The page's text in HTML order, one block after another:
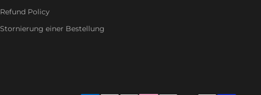
Refund Policy
Stornierung einer Bestellung